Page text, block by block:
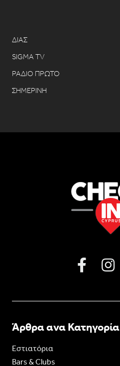
ΔΙΑΣ
SIGMA TV
ΡΑΔΙΟ ΠΡΩΤΟ
ΣΗΜΕΡΙΝΗ
Άρθρα ανα Κατηγορία
Εστιατόρια
Bars & Clubs